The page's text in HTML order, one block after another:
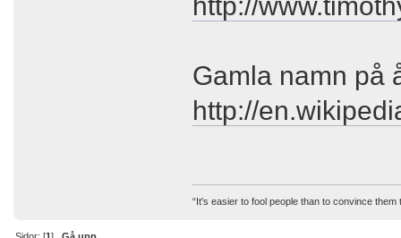
Gamla namn på
http://
“It's easier to fool people than to convince them